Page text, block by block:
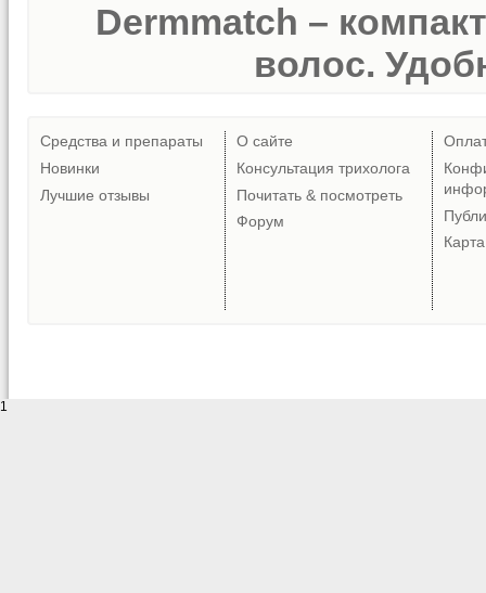
Dermmatch –
волос.
Средства и препараты
Новинки
Лучшие отзывы
О сайте
Консультация трихолога
Почитать & посмотреть
Форум
1